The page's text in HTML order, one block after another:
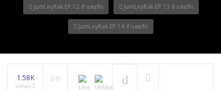
JumLeyRak EP.12 จำเลยรัก JumLeyRak EP.13 จำเลยรัก
JumLeyRak EP.14 จำเลยรัก
1.58K
Views
0